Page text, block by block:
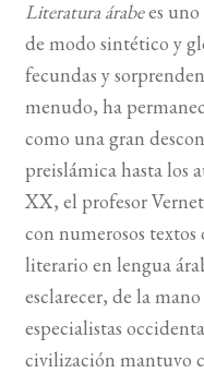
Literatura árabees uno
de modo sintético y
fecundas y
menudo, ha
como una gran
preislámica hasta los
XX, el profesor
con numerosos
literario en lengua
esclarecer, de la
especialistas
civilización mantuvo